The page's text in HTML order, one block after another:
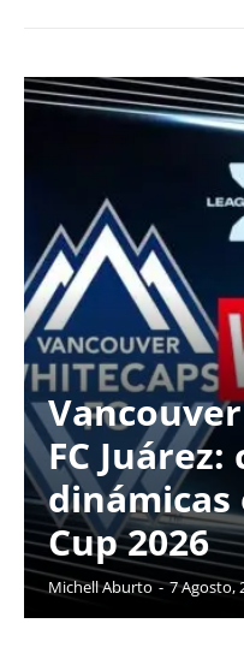
FC
dinámicas
Cup 2026
Michell Aburto - 7 Agosto,